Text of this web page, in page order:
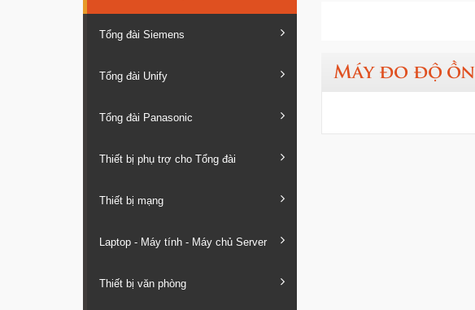
Tổng đài Siemens
Tổng đài Unify
Tổng đài Panasonic
Thiết bị phụ trợ cho Tổng đài
Thiết bị mạng
Laptop - Máy tính - Máy chủ Server
Thiết bị văn phòng
Máy đo độ ồn